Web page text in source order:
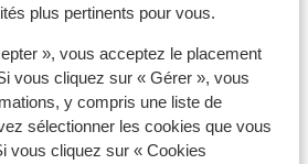
plus pertinents pour vous.
», vous acceptez le placement
vous cliquez sur « Gérer », vous
y compris une liste de
sélectionner les cookies que vous
vous cliquez sur « Cookies